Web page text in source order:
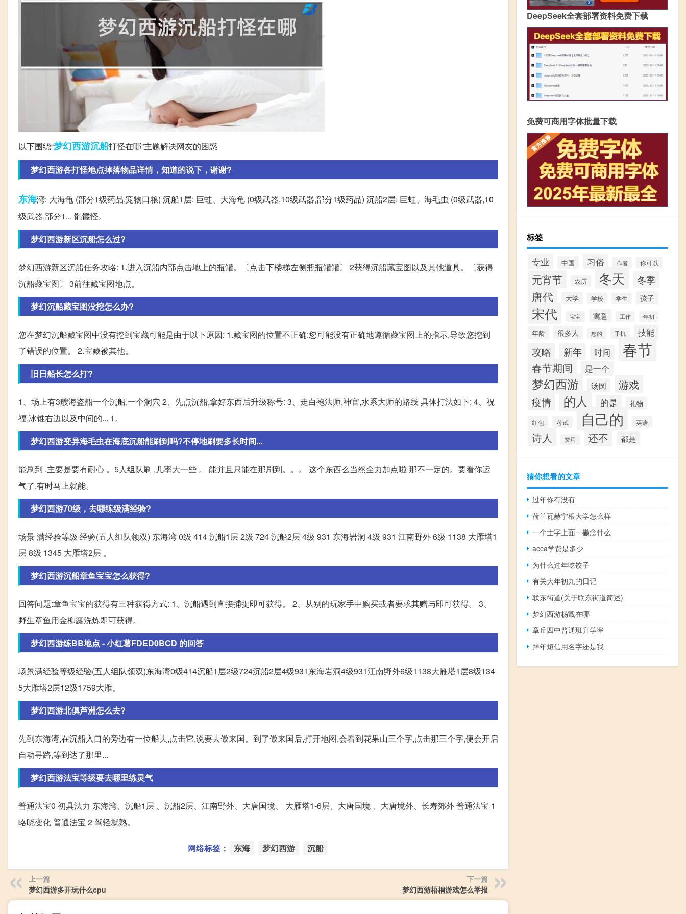
以下围绕“梦幻西游沉船打怪在哪”主题解决网友的困惑
梦幻西游各打怪地点掉落物品详情，知道的说下，谢谢?
东海湾: 大海龟 (部分1级药品,宠物口粮) 沉船1层: 巨蛙、大海龟 (0级武器,10级武器,部分1级药品) 沉船2层: 巨蛙、海毛虫 (0级武器,10
级武器,部分1... 骷髅怪。
梦幻西游新区沉船怎么过?
梦幻西游新区沉船任务攻略: 1.进入沉船内部点击地上的瓶罐。〔点击下楼梯左侧瓶瓶罐罐〕 2获得沉船藏宝图以及其他道具。〔获得
沉船藏宝图〕 3前往藏宝图地点。
梦幻沉船藏宝图没挖怎么办?
您在梦幻沉船藏宝图中没有挖到宝藏可能是由于以下原因: 1.藏宝图的位置不正确:您可能没有正确地遵循藏宝图上的指示,导致您挖到
了错误的位置。 2.宝藏被其他。
旧日船长怎么打?
1、场上有3艘海盗船一个沉船,一个洞穴 2、先点沉船,拿好东西后升级称号: 3、走白袍法师,神官,水系大师的路线 具体打法如下: 4、祝
福,冰锥右边以及中间的... 1。
梦幻西游变异海毛虫在海底沉船能刷到吗?不停地刷要多长时间...
能刷到 .主要是要有耐心 。5人组队刷 ,几率大一些 。 能并且只能在那刷到。。。 这个东西么当然全力加点啦 那不一定的。要看你运
气了,有时马上就能。
梦幻西游70级，去哪练级满经验?
场景 满经验等级 经验(五人组队领双) 东海湾 0级 414 沉船1层 2级 724 沉船2层 4级 931 东海岩洞 4级 931 江南野外 6级 1138 大雁塔1
层 8级 1345 大雁塔2层 。
梦幻西游沉船章鱼宝宝怎么获得?
回答问题:章鱼宝宝的获得有三种获得方式: 1、沉船遇到直接捕捉即可获得。 2、从别的玩家手中购买或者要求其赠与即可获得。 3、
野生章鱼用金柳露洗炼即可获得。
梦幻西游练BB地点 - 小红薯FDED0BCD 的回答
场景满经验等级经验(五人组队领双)东海湾0级414沉船1层2级724沉船2层4级931东海岩洞4级931江南野外6级1138大雁塔1层8级134
5大雁塔2层12级1759大雁。
梦幻西游北俱芦洲怎么去?
先到东海湾,在沉船入口的旁边有一位船夫,点击它,说要去傲来国。到了傲来国后,打开地图,会看到花果山三个字,点击那三个字,便会开启
自动寻路,等到达了那里...
梦幻西游法宝等级要去哪里练灵气
普通法宝0 初具法力 东海湾、沉船1层 、沉船2层、江南野外、大唐国境、 大雁塔1-6层、大唐国境 、大唐境外、长寿郊外 普通法宝 1
略晓变化 普通法宝 2 驾轻就熟。
网络标签： 东海 梦幻西游 沉船
上一篇
梦幻西游多开玩什么cpu
下一篇
梦幻西游梧桐游戏怎么举报
DeepSeek全套部署资料免费下载
免费可商用字体批量下载
标签
专业 中国 习俗 作者 你可以
元宵节 农历 冬天 冬季
唐代 大学 学校 学生 孩子
宋代 宝宝 寓意 工作 年初
年龄 很多人 您的 手机 技能
攻略 新年 时间 春节
春节期间 是一个
梦幻西游 汤圆 游戏
疫情 的人 的是 礼物
红包 考试 自己的 英语
诗人 费用 还不 都是
猜你想看的文章
过年你有没有
荷兰瓦赫宁根大学怎么样
一个士字上面一撇念什么
acca学费是多少
为什么过年吃饺子
有关大年初九的日记
联东街道(关于联东街道简述)
梦幻西游杨戬在哪
章丘四中普通班升学率
拜年短信用名字还是我